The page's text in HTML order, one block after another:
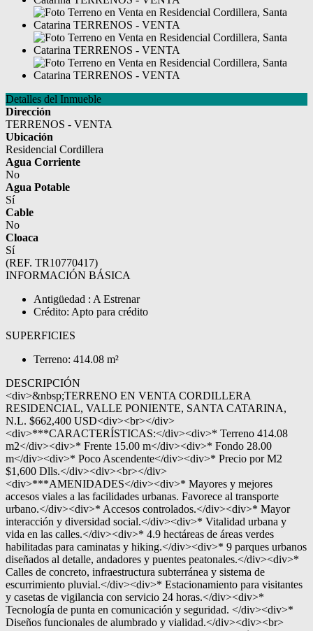
Detalles del Inmueble
Dirección
TERRENOS - VENTA
Ubicación
Residencial Cordillera
Agua Corriente
No
Agua Potable
Sí
Cable
No
Cloaca
Sí
(REF. TR10770417)
INFORMACIÓN BÁSICA
Antigüedad : A Estrenar
Crédito: Apto para crédito
SUPERFICIES
Terreno: 414.08 m²
DESCRIPCIÓN
<div>&nbsp;TERRENO EN VENTA CORDILLERA
RESIDENCIAL, VALLE PONIENTE, SANTA CATARINA,
N.L. $662,400 USD<div><br></div>
<div>***CARACTERÍSTICAS:</div><div>* Terreno 414.08
m2</div><div>* Frente 15.00 m</div><div>* Fondo 28.00
m</div><div>* Poco Ascendente</div><div>* Precio por M2
$1,600 Dlls.</div><div><br></div>
<div>***AMENIDADES</div><div>* Mayores y mejores
accesos viales a las facilidades urbanas. Favorece al transporte
urbano.</div><div>* Accesos controlados.</div><div>* Mayor
interacción y diversidad social.</div><div>* Vitalidad urbana y
vida en las calles.</div><div>* 4.9 hectáreas de áreas verdes
habilitadas para caminatas y hiking.</div><div>* 9 parques urbanos
diseñados al detalle, andadores y puentes peatonales.</div><div>*
Calles de concreto, infraestructura subterránea y sistema de
escurrimiento pluvial.</div><div>* Estacionamiento para visitantes
y casetas de vigilancia con servicio 24 horas.</div><div>*
Tecnología de punta en comunicación y seguridad. </div><div>*
Diseños funcionales de alumbrado y vialidad.</div><div><br>